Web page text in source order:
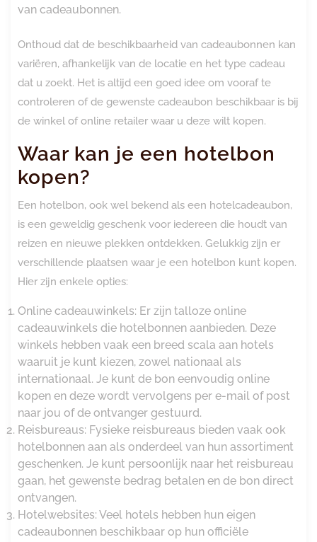
van cadeaubonnen.
Onthoud dat de beschikbaarheid van cadeaubonnen kan
variëren, afhankelijk van de locatie en het type cadeau
dat u zoekt. Het is altijd een goed idee om vooraf te
controleren of de gewenste cadeaubon beschikbaar is bij
de winkel of online retailer waar u deze wilt kopen.
Waar kan je een hotelbon
kopen?
Een hotelbon, ook wel bekend als een hotelcadeaubon,
is een geweldig geschenk voor iedereen die houdt van
reizen en nieuwe plekken ontdekken. Gelukkig zijn er
verschillende plaatsen waar je een hotelbon kunt kopen.
Hier zijn enkele opties:
Online cadeauwinkels: Er zijn talloze online
cadeauwinkels die hotelbonnen aanbieden. Deze
winkels hebben vaak een breed scala aan hotels
waaruit je kunt kiezen, zowel nationaal als
internationaal. Je kunt de bon eenvoudig online
kopen en deze wordt vervolgens per e-mail of post
naar jou of de ontvanger gestuurd.
Reisbureaus: Fysieke reisbureaus bieden vaak ook
hotelbonnen aan als onderdeel van hun assortiment
geschenken. Je kunt persoonlijk naar het reisbureau
gaan, het gewenste bedrag betalen en de bon direct
ontvangen.
Hotelwebsites: Veel hotels hebben hun eigen
cadeaubonnen beschikbaar op hun officiële